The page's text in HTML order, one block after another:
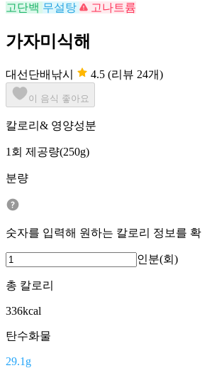
고단백 무설탕 고나트륨
가자미식해
대선단배낚시 4.5 (리뷰 24개)
이 음식 좋아요
칼로리& 영양성분
1회 제공량(250g)
분량
숫자를 입력해 원하는 칼로리 정보를
인분(회)
총 칼로리
336kcal
탄수화물
29.1 g